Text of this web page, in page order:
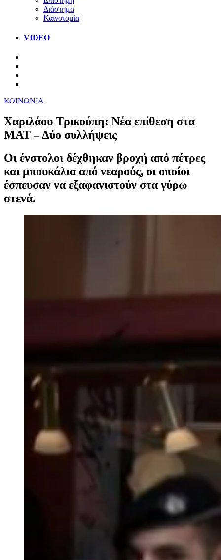
Διάστημα
Καινοτομία
VIDEO
ΚΟΙΝΩΝΙΑ
Χαριλάου Τρικούπη: Νέα επίθεση στα
ΜΑΤ – Δύο συλλήψεις
Οι ένστολοι δέχθηκαν βροχή από πέτρες
και μπουκάλια από νεαρούς, οι οποίοι
έσπευσαν να εξαφανιστούν στα γύρω
στενά.